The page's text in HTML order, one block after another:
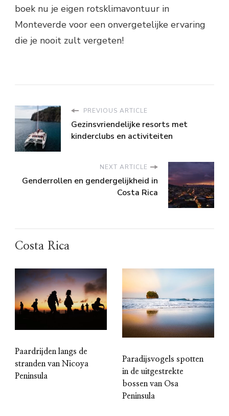
boek nu je eigen rotsklimavontuur in
Monteverde voor een onvergetelijke ervaring
die je nooit zult vergeten!
PREVIOUS ARTICLE
Gezinsvriendelijke resorts met
kinderclubs en activiteiten
NEXT ARTICLE
Genderrollen en gendergelijkheid in
Costa Rica
Costa Rica
Paardrijden langs de
stranden van Nicoya
Peninsula
Paradijsvogels spotten
in de uitgestrekte
bossen van Osa
Peninsula